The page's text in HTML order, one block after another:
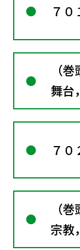
７
（
舞台
７
（
宗教